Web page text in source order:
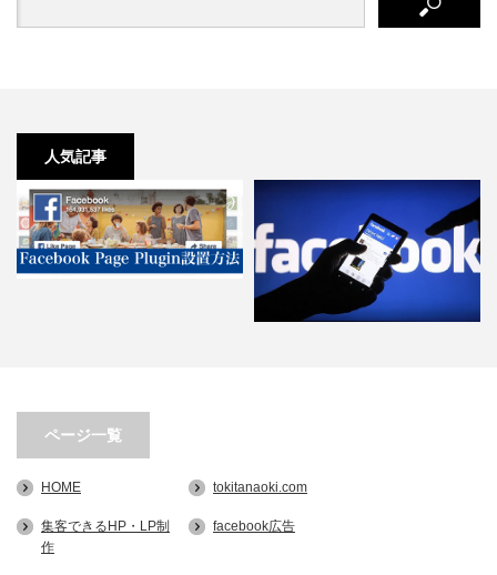
人気記事
ページ一覧
HOME tokitanaoki.com
集客できるHP・LP制
作
facebook広告